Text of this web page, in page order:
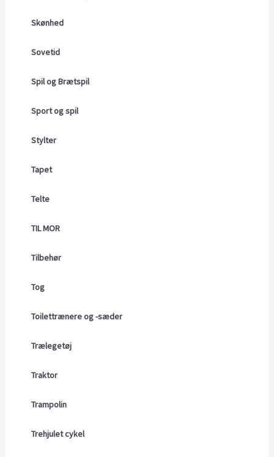
Skønhed
Sovetid
Spil og Brætspil
Sport og spil
Stylter
Tapet
Telte
TIL MOR
Tilbehør
Tog
Toilettrænere og -sæder
Trælegetøj
Traktor
Trampolin
Trehjulet cykel